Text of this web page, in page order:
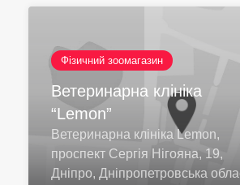
Фізичний зоомагазин
Ветеринарна клініка
“Lemon”
Ветеринарна клініка Lemon,
проспект Сергія Нігояна, 19,
Дніпро, Дніпропетровська